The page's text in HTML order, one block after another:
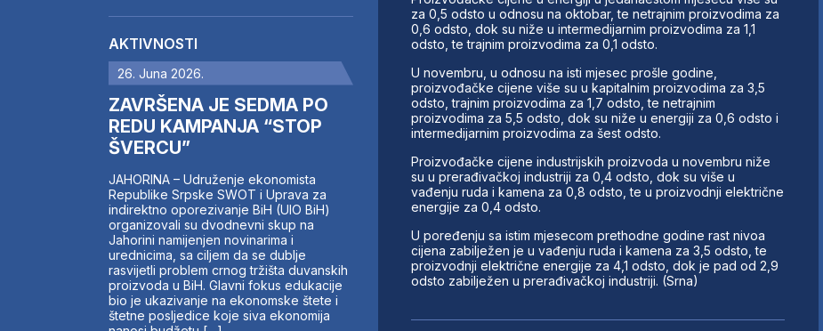
AKTIVNOSTI
26. Juna 2026.
ZAVRŠENA JE SEDMA PO
REDU KAMPANJA “STOP
ŠVERCU”
JAHORINA – Udruženje ekonomista
Republike Srpske SWOT i Uprava za
indirektno oporezivanje BiH (UIO BiH)
organizovali su dvodnevni skup na
Jahorini namijenjen novinarima i
urednicima, sa ciljem da se dublje
rasvijetli problem crnog tržišta duvanskih
proizvoda u BiH. Glavni fokus edukacije
bio je ukazivanje na ekonomske štete i
štetne posljedice koje siva ekonomija
za 0,5 odsto u odnosu na oktobar, te netrajnim proizvodima za
0,6 odsto, dok su niže u intermedijarnim proizvodima za 1,1
odsto, te trajnim proizvodima za 0,1 odsto.
U novembru, u odnosu na isti mjesec prošle godine,
proizvođačke cijene više su u kapitalnim proizvodima za 3,5
odsto, trajnim proizvodima za 1,7 odsto, te netrajnim
proizvodima za 5,5 odsto, dok su niže u energiji za 0,6 odsto i
intermedijarnim proizvodima za šest odsto.
Proizvođačke cijene industrijskih proizvoda u novembru niže
su u prerađivačkoj industriji za 0,4 odsto, dok su više u
vađenju ruda i kamena za 0,8 odsto, te u proizvodnji električne
energije za 0,4 odsto.
U poređenju sa istim mjesecom prethodne godine rast nivoa
cijena zabilježen je u vađenju ruda i kamena za 3,5 odsto, te
proizvodnji električne energije za 4,1 odsto, dok je pad od 2,9
odsto zabilježen u prerađivačkoj industriji. (Srna)